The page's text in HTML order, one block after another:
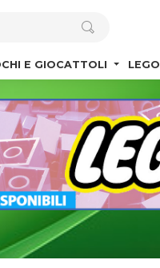
E GIOCATTOLI LEGO